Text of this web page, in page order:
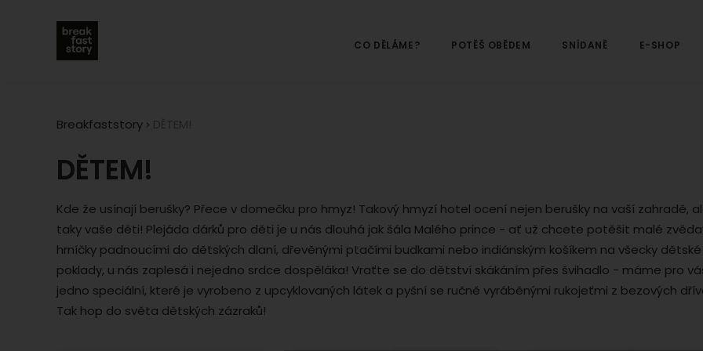
Breakfaststory
DĚTEM!
Kde že usínají berušky? Přece v domečku pro hmyz! Takový hmyzí hotel ocení nejen berušky na vaší zahradě,
taky vaše děti! Plejáda dárků pro děti je u nás dlouhá jak šála Malého prince - ať už chcete potěšit malé
hrníčky padnoucími do dětských dlaní, dřevěnými ptačími budkami nebo indiánským košíkem na všecky dětské
poklady, u nás zaplesá i nejedno srdce dospěláka! Vraťte se do dětství skákáním přes švihadlo - máme pro
jedno speciální, které je vyrobeno z upcyklovaných látek a pyšní se ručně vyráběnými rukojeťmi z bezových
Tak hop do světa dětských zázraků!
CO DĚLÁME? POTĚŠ OBĚDEM SNÍDANĚ E-SHOP